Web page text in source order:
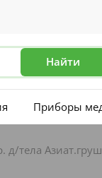
Найти
Приборы
д/тела